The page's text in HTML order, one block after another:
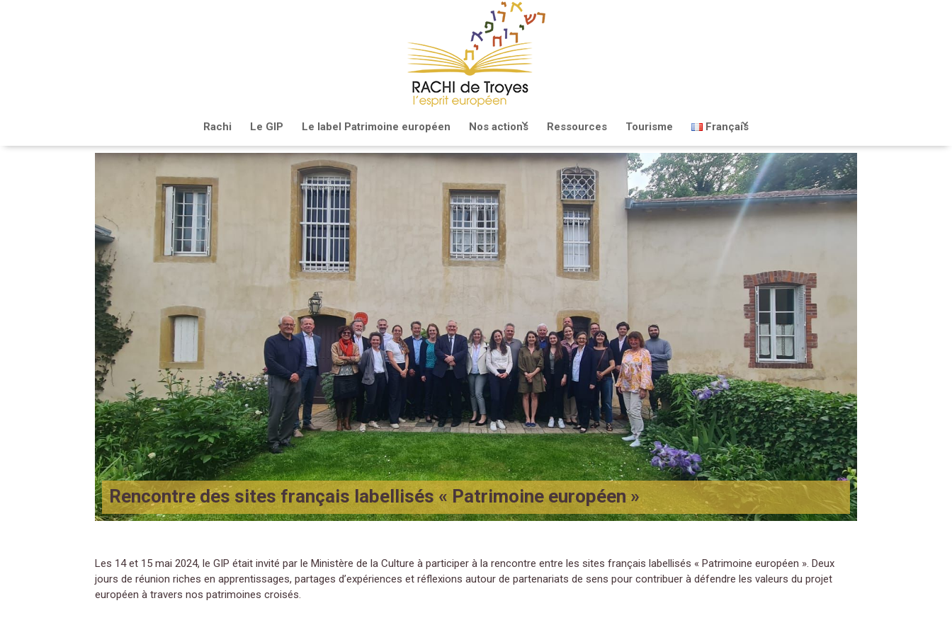
Rachi Le GIP Le label Patrimoine européen Nos actions Ressources Tourisme Français
Rencontre des sites français labellisés « Patrimoine européen »
Les 14 et 15 mai 2024, le GIP était invité par le Ministère de la Culture à participer à la rencontre entre les sites français labellisés « Patrimoine européen ». Deux
jours de réunion riches en apprentissages, partages d’expériences et réflexions autour de partenariats de sens pour contribuer à défendre les valeurs du projet
européen à travers nos patrimoines croisés.